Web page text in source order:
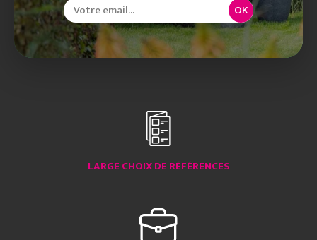
OK
LARGE CHOIX DE RÉFÉRENCES